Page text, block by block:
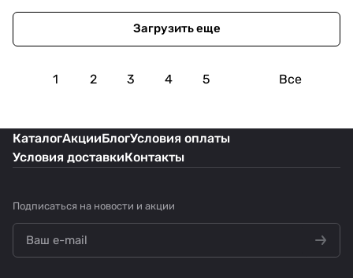
Загрузить еще
1 2 3 4 5 Все
КаталогАкцииБлогУсловия оплаты
Условия доставкиКонтакты
Подписаться на новости и акции